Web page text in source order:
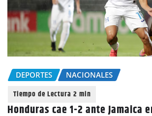
DEPORTES NACIONALES
Honduras cae 1-2 ante Jamaica